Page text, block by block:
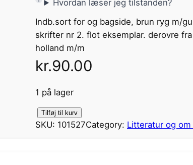
Hvordan læser jeg tilstanden?
Indb.sort for og bagside, brun ryg m/
skrifter nr 2. flot eksemplar. derovre
holland m/m
kr.90.00
1 på lager
k
Tilføj til kurv
SKU: 101527Category: Litteratur og